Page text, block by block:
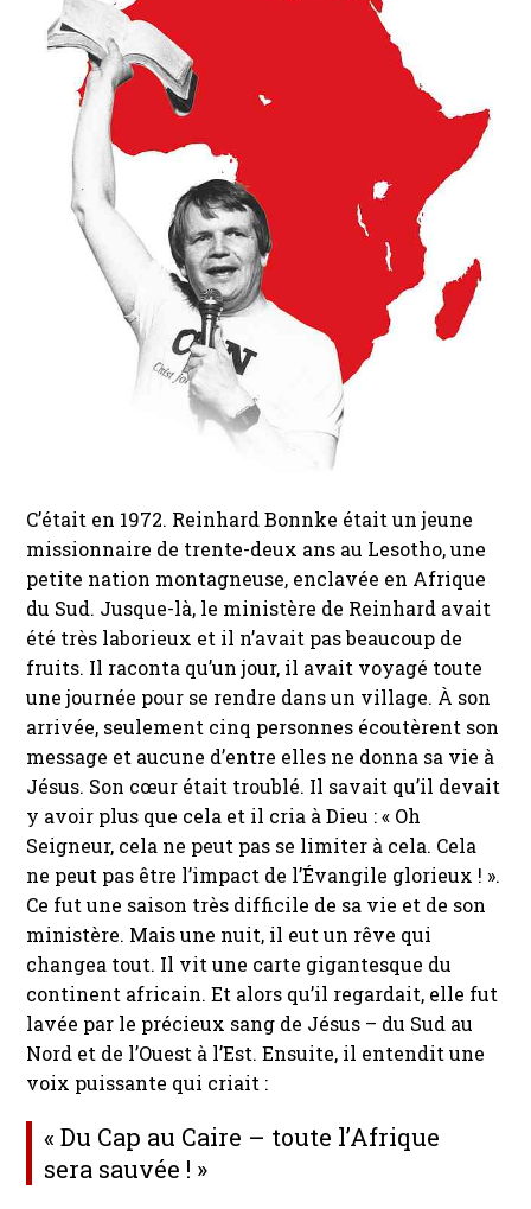
C’était en 1972. Reinhard Bonnke était un jeune
missionnaire de trente-deux ans au Lesotho, une
petite nation montagneuse, enclavée en Afrique
du Sud. Jusque-là, le ministère de Reinhard avait
été très laborieux et il n’avait pas beaucoup de
fruits. Il raconta qu’un jour, il avait voyagé toute
une journée pour se rendre dans un village. À son
arrivée, seulement cinq personnes écoutèrent son
message et aucune d’entre elles ne donna sa vie à
Jésus. Son cœur était troublé. Il savait qu’il devait
y avoir plus que cela et il cria à Dieu : « Oh
Seigneur, cela ne peut pas se limiter à cela. Cela
ne peut pas être l’impact de l’Évangile glorieux ! ».
Ce fut une saison très difficile de sa vie et de son
ministère. Mais une nuit, il eut un rêve qui
changea tout. Il vit une carte gigantesque du
continent africain. Et alors qu’il regardait, elle fut
lavée par le précieux sang de Jésus – du Sud au
Nord et de l’Ouest à l’Est. Ensuite, il entendit une
voix puissante qui criait :
« Du Cap au Caire – toute l’Afrique
sera sauvée ! »